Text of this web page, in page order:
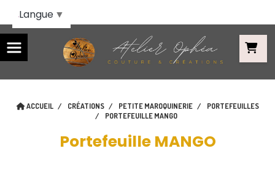
ACCUEIL CRÉATIONS PETITE MAROQUINERIE
PORTEFEUILLES
PORTEFEUILLE MANGO
Portefeuille MANGO
Langue ▼